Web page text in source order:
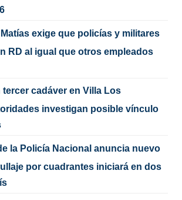
exige que policías y militares
RD al igual que otros empleados
tercer cadáver en Villa Los
investigan posible vínculo
la Policía Nacional anuncia nuevo
por cuadrantes iniciará en dos